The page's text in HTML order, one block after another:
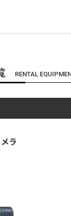
RENTAL
ラ